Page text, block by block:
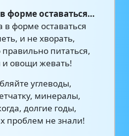
форме оставаться…
в форме оставаться
и не хворать,
питаться,
и овощи жевать!
углеводы,
минералы,
долгие годы,
проблем не знали!